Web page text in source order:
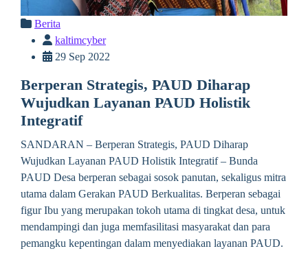
Berita
kaltimcyber
29 Sep 2022
Berperan Strategis, PAUD Diharap
Wujudkan Layanan PAUD Holistik
Integratif
SANDARAN – Berperan Strategis, PAUD Diharap
Wujudkan Layanan PAUD Holistik Integratif – Bunda
PAUD Desa berperan sebagai sosok panutan, sekaligus mitra
utama dalam Gerakan PAUD Berkualitas. Berperan sebagai
figur Ibu yang merupakan tokoh utama di tingkat desa, untuk
mendampingi dan juga memfasilitasi masyarakat dan para
pemangku kepentingan dalam menyediakan layanan PAUD.